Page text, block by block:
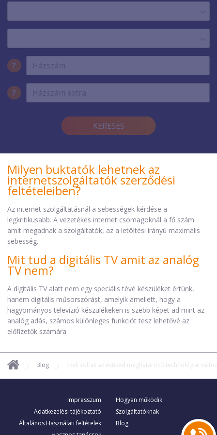
?
?
KERESÉS
Milyen buktatók lehetnek az
internetszolgáltatók szerződési
feltételeiben?
Az internet szolgáltatásnál a sebességek kérdése a
legkritikusabb. A vezetékes internet csomagoknál a fő szám
amit megadnak a szolgáltatók, az a letöltési irányú maximális
sebesség.
Mit tud a digitális TV amit az analóg
TV nem?
A digitális TV alatt nem egy speciális tévé készüléket értünk,
hanem digitális műsorszórást, amelyik amellett, hogy a
hagyományos televízió készülékeken is szebb képet ad mint az
analóg adás, számos különleges funkciót tesz lehetővé az
előfizetők számára.
Blog Ezek voltak az évtized meghatározó technológiai
Impresszum
Adatkezelési tájékoztató
Általános Használati feltételek
Hogyan működik
Szolgáltatóknak
Blog